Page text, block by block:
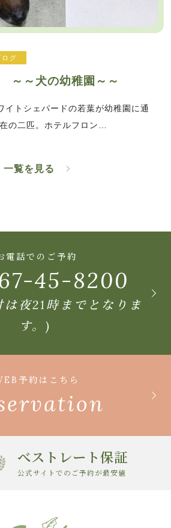
ログ
～～犬の幼稚園～～
イトシェパードの若葉が幼稚園に通
の二匹。ホテルフロン…
一覧を見る
電話でのご予約
45-8200
夜21時までとなりま
す。)
予約はこちら
べストレート保証
公式サイトでのご予約が最安値